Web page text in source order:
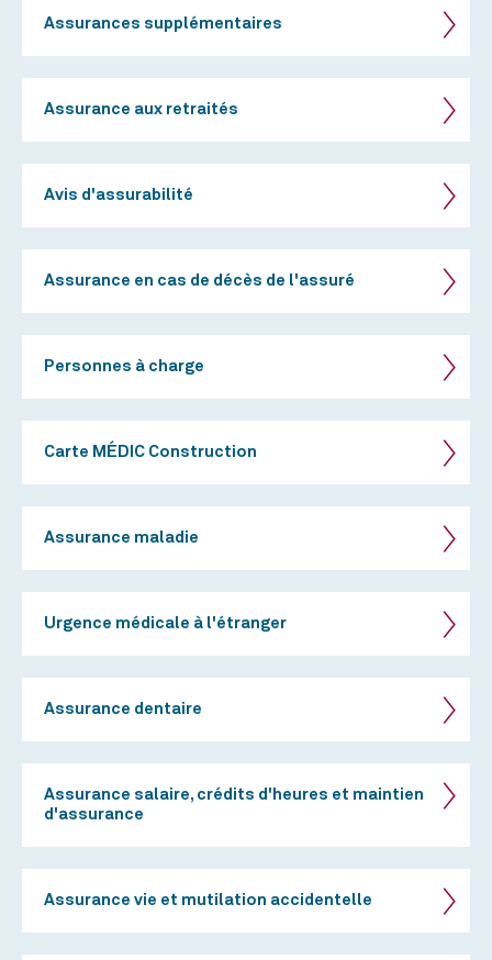
Assurances supplémentaires
Assurance aux retraités
Avis d'assurabilité
Assurance en cas de décès de l'assuré
Personnes à charge
Carte MÉDIC Construction
Assurance maladie
Urgence médicale à l'étranger
Assurance dentaire
Assurance salaire, crédits d'heures et maintien
d'assurance
Assurance vie et mutilation accidentelle